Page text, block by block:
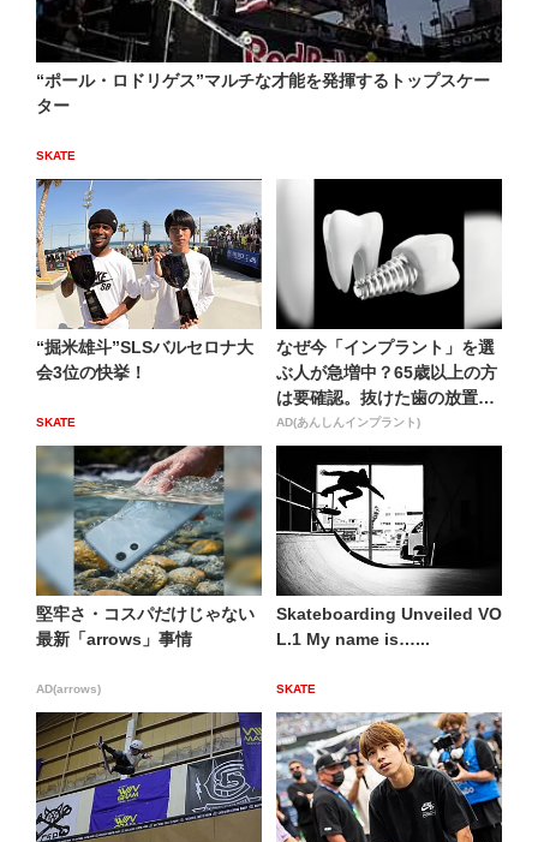
“ポール・ロドリゲス”マルチな才能を発揮するトップスケー
ター
SKATE
“掘米雄斗”SLSバルセロナ大
会3位の快挙！
SKATE
なぜ今「インプラント」を選
ぶ人が急増中？65歳以上の方
は要確認。抜けた歯の放置
は...
AD(あんしんインプラント)
堅牢さ・コスパだけじゃない
最新「arrows」事情
AD(arrows)
Skateboarding Unveiled VO
L.1 My name is…...
SKATE